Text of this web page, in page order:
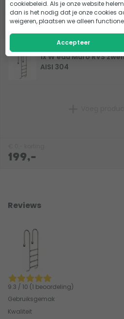
Bekijk product
1x W'eau Muro RVS
AISI 304
199,-
Reviews
9.3 / 10 (1 beoordeling)
Gebruiksgemak
Kwaliteit
cookiebeleid. Als je onze website
dan is het nodig dat je onze cookies
weigeren, plaatsen we alleen
Accepteer